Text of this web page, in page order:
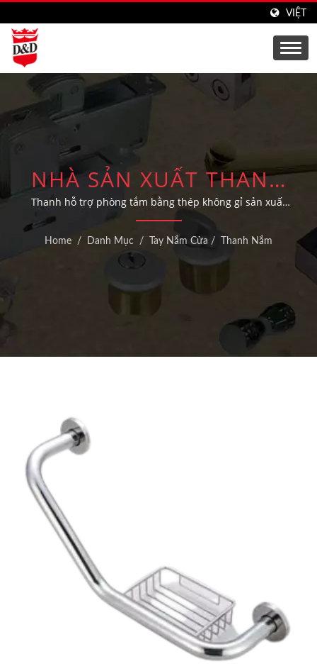
VIỆT
NHÀ SẢN XUẤT THANH
NẮM VÀ THANH AN
TOÀN PHÒNG TẮM
CHUYÊN NGHIỆP
Thanh hỗ trợ phòng tắm bằng thép không gỉ sản xuất
tại Đài Loan với giải pháp OEM/ODM tùy chỉnh
Home / Danh Mục / Tay Nắm Cửa / Thanh Nắm